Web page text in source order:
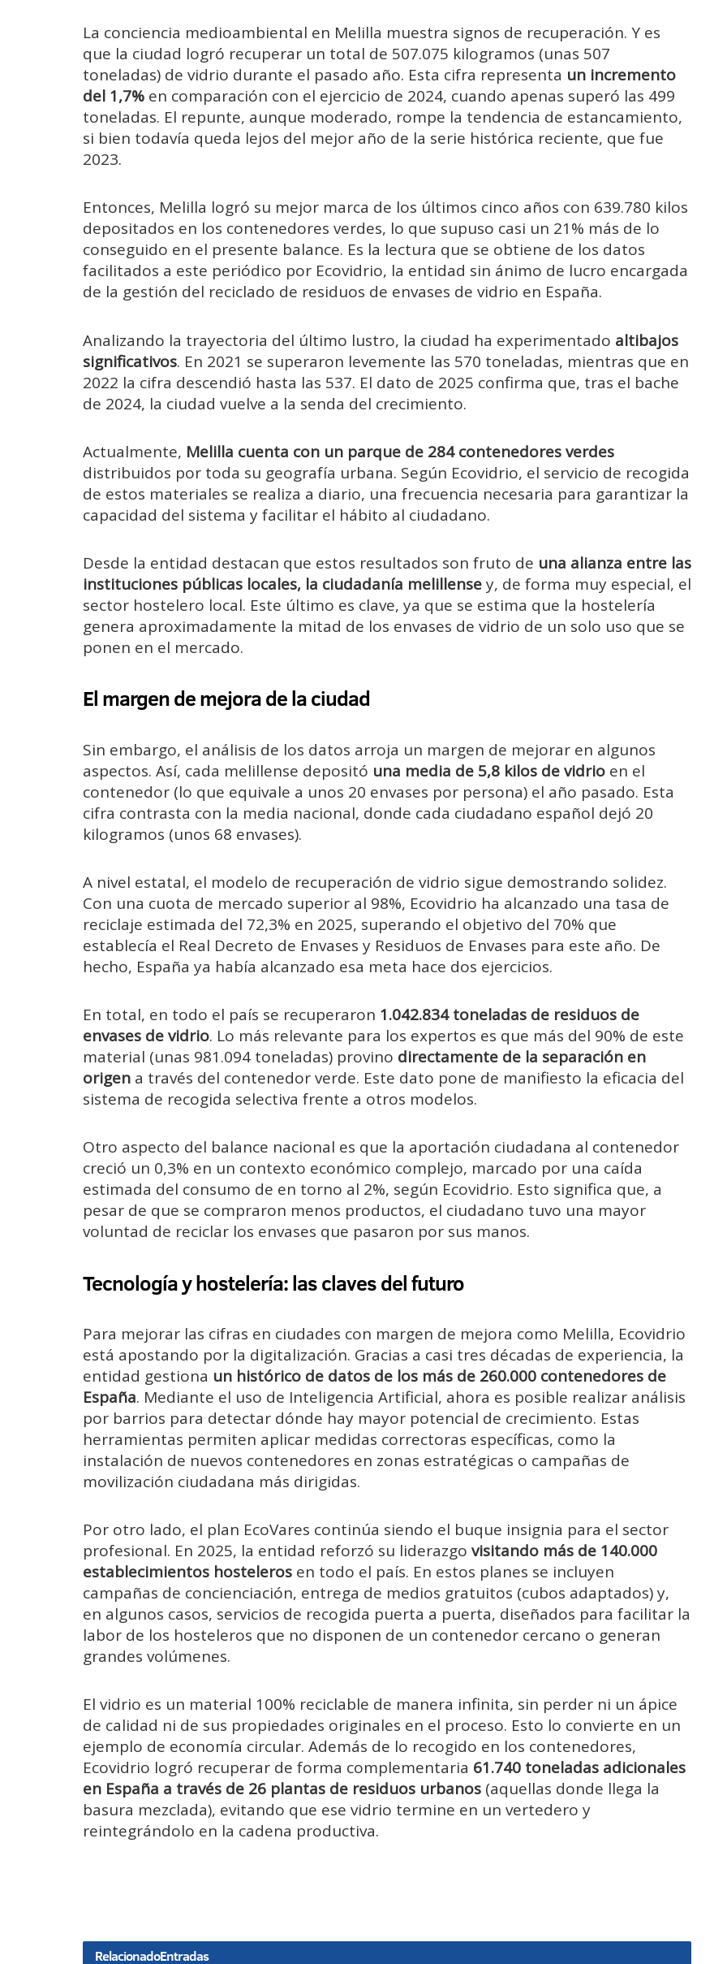
La conciencia medioambiental en Melilla muestra signos de recuperación. Y es
que la ciudad logró recuperar un total de 507.075 kilogramos (unas 507
toneladas) de vidrio durante el pasado año. Esta cifra representa un incremento
del 1,7% en comparación con el ejercicio de 2024, cuando apenas superó las 499
toneladas. El repunte, aunque moderado, rompe la tendencia de estancamiento,
si bien todavía queda lejos del mejor año de la serie histórica reciente, que fue
2023.
Entonces, Melilla logró su mejor marca de los últimos cinco años con 639.780 kilos
depositados en los contenedores verdes, lo que supuso casi un 21% más de lo
conseguido en el presente balance. Es la lectura que se obtiene de los datos
facilitados a este periódico por Ecovidrio, la entidad sin ánimo de lucro encargada
de la gestión del reciclado de residuos de envases de vidrio en España.
Analizando la trayectoria del último lustro, la ciudad ha experimentado altibajos
significativos. En 2021 se superaron levemente las 570 toneladas, mientras que en
2022 la cifra descendió hasta las 537. El dato de 2025 confirma que, tras el bache
de 2024, la ciudad vuelve a la senda del crecimiento.
Actualmente, Melilla cuenta con un parque de 284 contenedores verdes
distribuidos por toda su geografía urbana. Según Ecovidrio, el servicio de recogida
de estos materiales se realiza a diario, una frecuencia necesaria para garantizar la
capacidad del sistema y facilitar el hábito al ciudadano.
Desde la entidad destacan que estos resultados son fruto de una alianza entre las
instituciones públicas locales, la ciudadanía melillensey, de forma muy especial, el
sector hostelero local. Este último es clave, ya que se estima que la hostelería
genera aproximadamente la mitad de los envases de vidrio de un solo uso que se
ponen en el mercado.
El margen de mejora de la ciudad
Sin embargo, el análisis de los datos arroja un margen de mejorar en algunos
aspectos. Así, cada melillense depositó una media de 5,8 kilos de vidrio en el
contenedor (lo que equivale a unos 20 envases por persona) el año pasado. Esta
cifra contrasta con la media nacional, donde cada ciudadano español dejó 20
kilogramos (unos 68 envases).
A nivel estatal, el modelo de recuperación de vidrio sigue demostrando solidez.
Con una cuota de mercado superior al 98%, Ecovidrio ha alcanzado una tasa de
reciclaje estimada del 72,3% en 2025, superando el objetivo del 70% que
establecía el Real Decreto de Envases y Residuos de Envases para este año. De
hecho, España ya había alcanzado esa meta hace dos ejercicios.
En total, en todo el país se recuperaron 1.042.834 toneladas de residuos de
envases de vidrio. Lo más relevante para los expertos es que más del 90% de este
material (unas 981.094 toneladas) provino directamente de la separación en
origen a través del contenedor verde. Este dato pone de manifiesto la eficacia del
sistema de recogida selectiva frente a otros modelos.
Otro aspecto del balance nacional es que la aportación ciudadana al contenedor
creció un 0,3% en un contexto económico complejo, marcado por una caída
estimada del consumo de en torno al 2%, según Ecovidrio. Esto significa que, a
pesar de que se compraron menos productos, el ciudadano tuvo una mayor
voluntad de reciclar los envases que pasaron por sus manos.
Tecnología y hostelería: las claves del futuro
Para mejorar las cifras en ciudades con margen de mejora como Melilla, Ecovidrio
está apostando por la digitalización. Gracias a casi tres décadas de experiencia, la
entidad gestiona un histórico de datos de los más de 260.000 contenedores de
España. Mediante el uso de Inteligencia Artificial, ahora es posible realizar análisis
por barrios para detectar dónde hay mayor potencial de crecimiento. Estas
herramientas permiten aplicar medidas correctoras específicas, como la
instalación de nuevos contenedores en zonas estratégicas o campañas de
movilización ciudadana más dirigidas.
Por otro lado, el plan EcoVares continúa siendo el buque insignia para el sector
profesional. En 2025, la entidad reforzó su liderazgo visitando más de 140.000
establecimientos hosteleros en todo el país. En estos planes se incluyen
campañas de concienciación, entrega de medios gratuitos (cubos adaptados) y,
en algunos casos, servicios de recogida puerta a puerta, diseñados para facilitar la
labor de los hosteleros que no disponen de un contenedor cercano o generan
grandes volúmenes.
El vidrio es un material 100% reciclable de manera infinita, sin perder ni un ápice
de calidad ni de sus propiedades originales en el proceso. Esto lo convierte en un
ejemplo de economía circular. Además de lo recogido en los contenedores,
Ecovidrio logró recuperar de forma complementaria 61.740 toneladas adicionales
en España a través de 26 plantas de residuos urbanos (aquellas donde llega la
basura mezclada), evitando que ese vidrio termine en un vertedero y
reintegrándolo en la cadena productiva.
RelacionadoEntradas